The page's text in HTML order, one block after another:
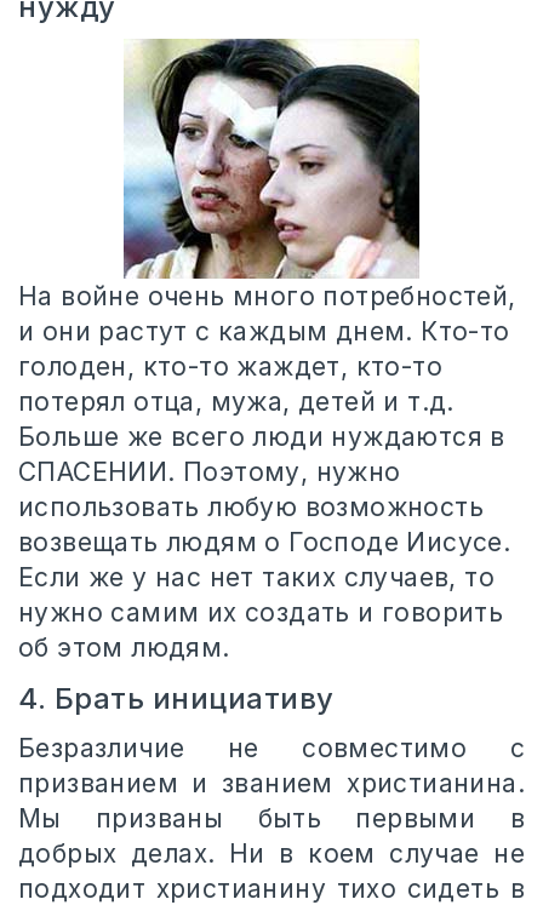
На войне очень много потребностей,
и они растут с каждым днем. Кто-то
голоден, кто-то жаждет, кто-то
потерял отца, мужа, детей и т.д.
Больше же всего люди нуждаются в
СПАСЕНИИ. Поэтому, нужно
использовать любую возможность
возвещать людям о Господе Иисусе.
Если же у нас нет таких случаев, то
нужно самим их создать и говорить
об этом людям.
4. Брать инициативу
Безразличие не совместимо с
призванием и званием христианина.
Мы призваны быть первыми в
добрых делах. Ни в коем случае не
подходит христианину тихо сидеть в